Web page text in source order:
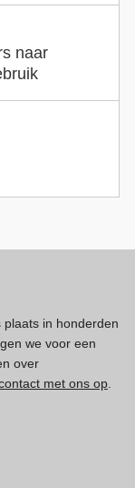
naar
in honderden
we voor een
over
met ons op.